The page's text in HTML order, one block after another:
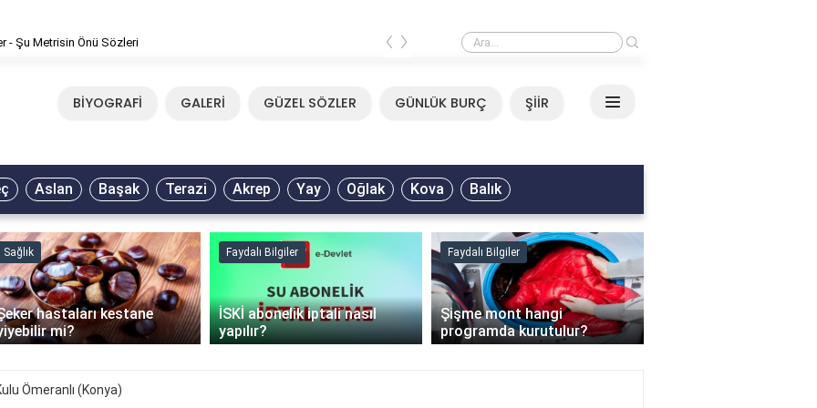
- Şu Metrisin Önü Sözleri Mirkelam - Tavla Sözleri
‹ ›
BİYOGRAFİ GALERİ GÜZEL SÖZLER GÜNLÜK BURÇ ŞİİR
Aslan Başak Terazi Akrep Yay Oğlak Kova Balık
Sağlık
hastaları kestane
mi?
Faydalı Bilgiler
İSKİ abonelik iptali nasıl
yapılır?
Faydalı Bilgiler
Şişme mont hangi
programda kurutulur?
›
Ömeranlı (Konya)